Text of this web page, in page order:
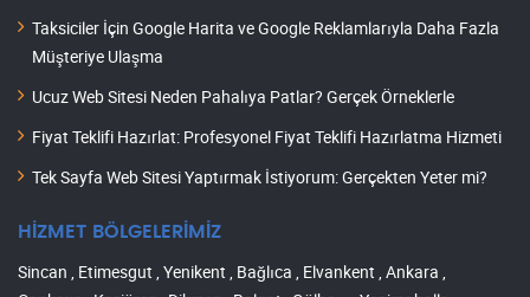
Taksiciler İçin Google Harita ve Google Reklamlarıyla Daha Fazla
Müşteriye Ulaşma
Ucuz Web Sitesi Neden Pahalıya Patlar? Gerçek Örneklerle
Fiyat Teklifi Hazırlat: Profesyonel Fiyat Teklifi Hazırlatma Hizmeti
Tek Sayfa Web Sitesi Yaptırmak İstiyorum: Gerçekten Yeter mi?
HİZMET BÖLGELERİMİZ
Sincan , Etimesgut , Yenikent , Bağlıca , Elvankent , Ankara ,